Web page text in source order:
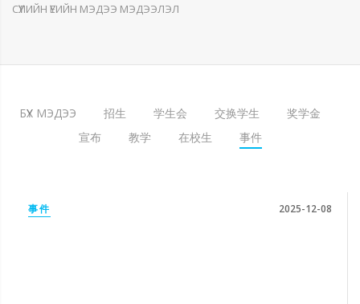
СҮҮЛИЙН ҮЕИЙН МЭДЭЭ МЭДЭЭЛЭЛ
БҮХ МЭДЭЭ 招生 学生会 交换学生
奖学金
宣布
教学 在校生 事件
事件 2025-12-08